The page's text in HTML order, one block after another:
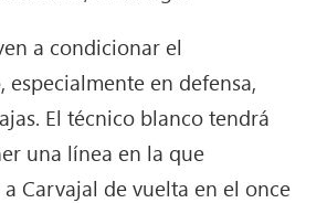
a condicionar el
especialmente en defensa,
El técnico blanco tendrá
una línea en la que
Carvajal de vuelta en el once